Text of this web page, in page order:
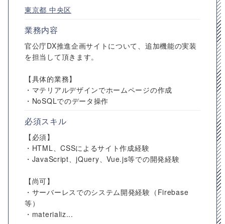
東京都 中央区
業務内容
官公庁DX推進企画サイトについて、追加機能の実装
を担当して頂きます。
【具体的業務】
・マテリアルデザインでホームページの作成
・NoSQLでのデータ操作
必須スキル
【必須】
・HTML、CSSによるサイト作成経験
・JavaScript、jQuery、Vue.js等での開発経験
【尚可】
・サーバーレスでのシステム開発経験（Firebase
等）
・materializ...